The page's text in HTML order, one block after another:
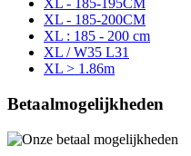
XL - 185-195CM
XL - 185-200CM
XL : 185 - 200 cm
XL / W35 L31
XL > 1.86m
Betaalmogelijkheden